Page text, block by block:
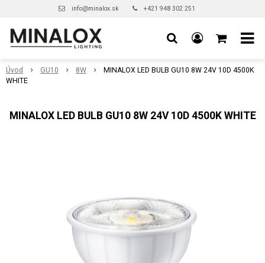
info@minalox.sk +421 948 302 251
Úvod GU10 8W
MINALOX LED BULB GU10 8W 24V 10D 4500K
WHITE
MINALOX LED BULB GU10 8W 24V 10D 4500K WHITE